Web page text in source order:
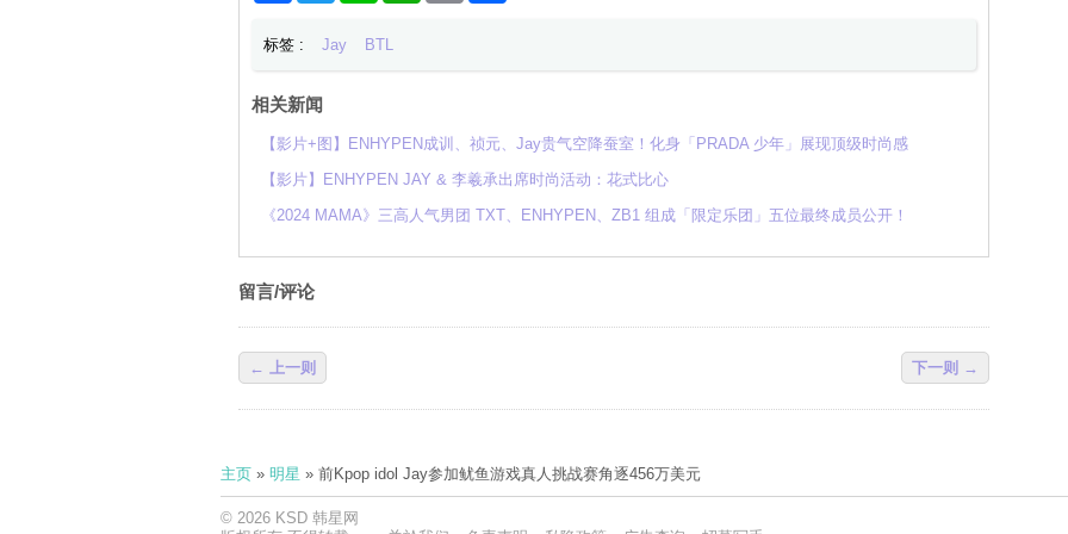
标签 : Jay BTL
相关新闻
【影片+图】ENHYPEN成训、祯元、Jay贵气空降蚕室！化身「PRADA 少年」展现顶级时尚感
【影片】ENHYPEN JAY & 李羲承出席时尚活动：花式比心
《2024 MAMA》三高人气男团 TXT、ENHYPEN、ZB1 组成「限定乐团」五位最终成员公开！
留言/评论
← 上一则 下一则 →
主页» 明星 » 前Kpop idol Jay参加鱿鱼游戏真人挑战赛角逐456万美元
© 2026 KSD 韩星网